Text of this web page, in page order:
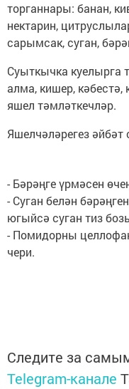
торганнары: банан,
нектарин,
сарымсак, суган,
Суыткычка куелырга
алма, кишер, кәбестә,
яшел тәмләткечләр.
Яшелчәләрегез әйбәт
- Бәрәңге үрмәсен
- Суган белән
югыйсә суган тиз
- Помидорны
чери.
Следите за
Telegram-канале